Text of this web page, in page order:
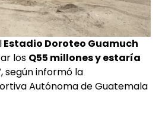
Estadio Doroteo Guamuch
los Q55 millones y estaría
, según informó la
Autónoma de Guatemala